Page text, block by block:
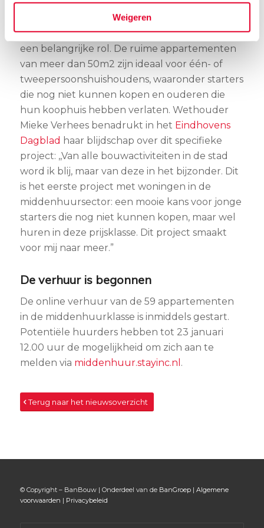
Weigeren
Met een groeiende vraag naar appartementen
in het middenhuursegment, vervult De Majoor
een belangrijke rol. De ruime appartementen
van meer dan 50m2 zijn ideaal voor één- of
tweepersoonshuishoudens, waaronder starters
die nog niet kunnen kopen en ouderen die
hun koophuis hebben verlaten. Wethouder
Mieke Verhees benadrukt in het Eindhovens
Dagblad haar blijdschap over dit specifieke
project: ,,Van alle bouwactiviteiten in de stad
word ik blij, maar van deze in het bijzonder. Dit
is het eerste project met woningen in de
middenhuursector: een mooie kans voor jonge
starters die nog niet kunnen kopen, maar wel
huren in deze prijsklasse. Dit project smaakt
voor mij naar meer.”
De verhuur is begonnen
De online verhuur van de 59 appartementen
in de middenhuurklasse is inmiddels gestart.
Potentiële huurders hebben tot 23 januari
12.00 uur de mogelijkheid om zich aan te
melden via middenhuur.stayinc.nl .
Terug naar het nieuwsoverzicht
© Copyright – BanBouw | Onderdeel van de BanGroep| Algemene
voorwaarden | Privacybeleid